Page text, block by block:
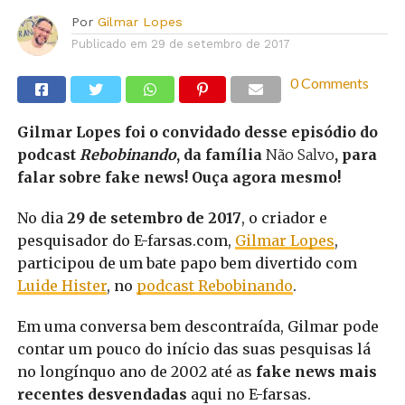
Por Gilmar Lopes
Publicado em 29 de setembro de 2017
0 Comments
Gilmar Lopes foi o convidado desse episódio do
podcast Rebobinando, da família Não Salvo, para
falar sobre fake news! Ouça agora mesmo!
No dia 29 de setembro de 2017, o criador e
pesquisador do E-farsas.com, Gilmar Lopes,
participou de um bate papo bem divertido com
Luide Hister, no podcast Rebobinando.
Em uma conversa bem descontraída, Gilmar pode
contar um pouco do início das suas pesquisas lá
no longínquo ano de 2002 até as fake news mais
recentes desvendadas aqui no E-farsas.